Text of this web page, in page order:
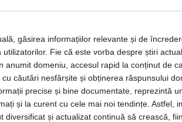
găsirea informațiilor relevante și de
utilizatorilor. Fie că este vorba despre știri
anumit domeniu, accesul rapid la conținut de
căutări nesfârșite și obținerea răspunsului
precise și bine documentate, reprezintă
și la curent cu cele mai noi tendințe. Astfel,
diversificat și actualizat continuă să crească,